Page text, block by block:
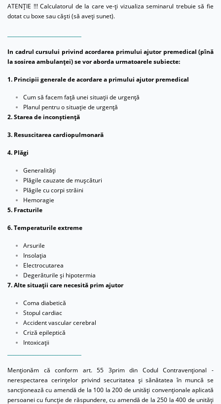
ATENȚIE !!! Calculatorul de la care ve-ți vizualiza seminarul trebuie să fie
dotat cu boxe sau căști (să aveți sunet).
In cadrul cursului privind acordarea primului ajutor premedical (pînă
la sosirea ambulanței) se vor aborda urmatoarele subiecte:
1. Principii generale de acordare a primului ajutor premedical
Cum să facem faţă unei situaţii de urgenţă
Planul pentru o situaţie de urgenţă
2. Starea de inconştienţă
3. Resuscitarea cardiopulmonară
4. Plăgi
Generalităţi
Plăgile cauzate de muşcături
Plăgile cu corpi străini
Hemoragie
5. Fracturile
6. Temperaturile extreme
Arsurile
Insolaţia
Electrocutarea
Degerăturile şi hipotermia
7. Alte situaţii care necesită prim ajutor
Coma diabetică
Stopul cardiac
Accident vascular cerebral
Criză epileptică
Intoxicaţii
Menționăm că conform art. 55 3prim din Codul Contravențional -
nerespectarea cerinţelor privind securitatea și sănătatea în muncă se
sancţionează cu amendă de la 100 la 200 de unităţi convenţionale aplicată
persoanei cu funcţie de răspundere, cu amendă de la 250 la 400 de unităţi